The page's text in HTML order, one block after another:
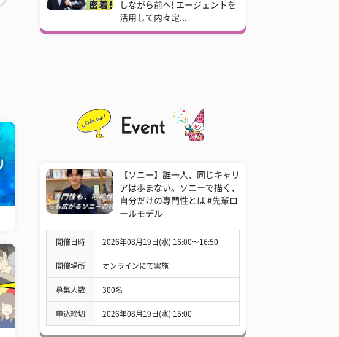
しながら前へ! エージェントを
活用して内々定...
【ソニー】誰一人、同じキャリ
アは歩まない。ソニーで描く、
自分だけの専門性とは #先輩ロ
ールモデル
開催日時 2026年08月19日(水) 16:00〜16:50
開催場所 オンラインにて実施
募集人数 300名
申込締切 2026年08月19日(水) 15:00